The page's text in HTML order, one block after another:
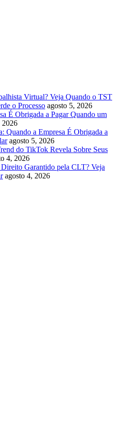
Virtual? Veja Quando o TST
o Processo agosto 5, 2026
É Obrigada a Pagar Quando um
2026
Quando a Empresa É Obrigada a
agosto 5, 2026
do TikTok Revela Sobre Seus
4, 2026
Garantido pela CLT? Veja
agosto 4, 2026